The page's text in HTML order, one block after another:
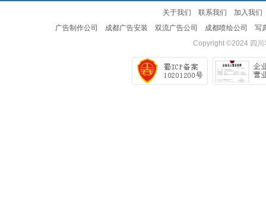
关于我们 联系我们
加入我们
广告制作公司
成都广告安装 双流广告公司 成都喷绘公司
写
Copyright ©2024 四